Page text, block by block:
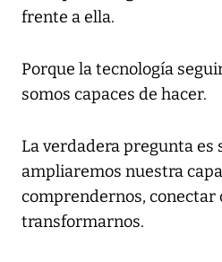
frente a ella.
Porque la tecnología
somos capaces de hacer.
La verdadera pregunta es
ampliaremos nuestra
comprendernos, conectar
transformarnos.